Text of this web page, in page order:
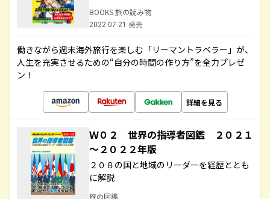
BOOKS 旅の読み物
2022.07.21 発売
働きながら週末海外旅行を楽しむ「リーマントラベラー」が、
人生を充実させるための“自分の時間の作り方”を全力プレゼ
ン！
詳細を見る
Ｗ０２ 世界の指導者図鑑 ２０２１
～２０２２年版
２０８の国と地域のリーダーを経歴ととも
に解説
旅の図鑑